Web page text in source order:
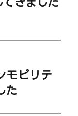
モビリテ
た